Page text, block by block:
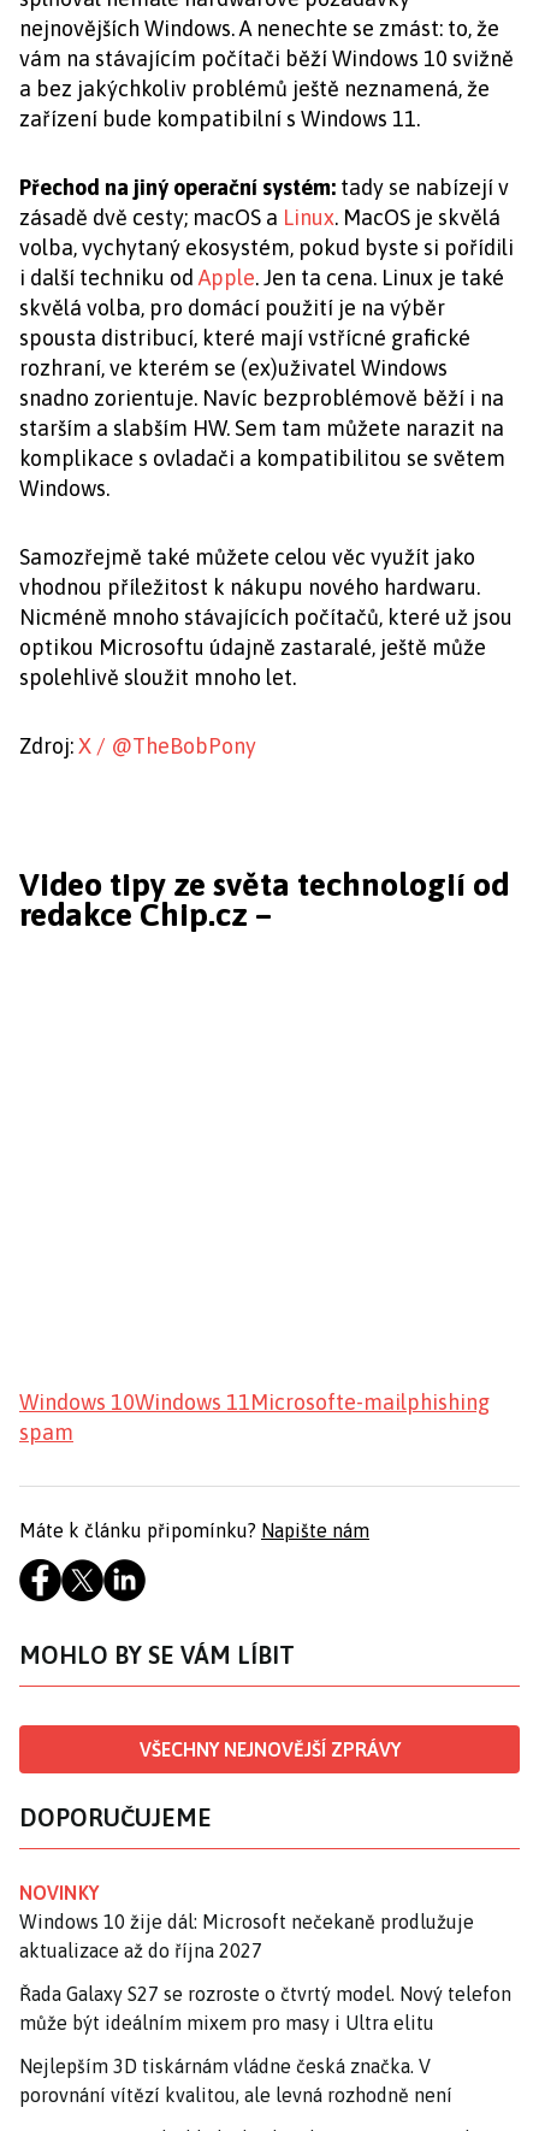
nejnovějších Windows. A nenechte se zmást: to, že
vám na stávajícím počítači běží Windows 10 svižně
a bez jakýchkoliv problémů ještě neznamená, že
zařízení bude kompatibilní s Windows 11.
Přechod na jiný operační systém: tady se nabízejí v
zásadě dvě cesty; macOS a Linux. MacOS je skvělá
volba, vychytaný ekosystém, pokud byste si pořídili
i další techniku od Apple. Jen ta cena. Linux je také
skvělá volba, pro domácí použití je na výběr
spousta distribucí, které mají vstřícné grafické
rozhraní, ve kterém se (ex)uživatel Windows
snadno zorientuje. Navíc bezproblémově běží i na
starším a slabším HW. Sem tam můžete narazit na
komplikace s ovladači a kompatibilitou se světem
Windows.
Samozřejmě také můžete celou věc využít jako
vhodnou příležitost k nákupu nového hardwaru.
Nicméně mnoho stávajících počítačů, které už jsou
optikou Microsoftu údajně zastaralé, ještě může
spolehlivě sloužit mnoho let.
Zdroj: X / @TheBobPony
Video tipy ze světa technologií od
redakce Chip.cz –
Windows 10Windows 11Microsofte-mailphishing
spam
Máte k článku připomínku? Napište nám
MOHLO BY SE VÁM LÍBIT
VŠECHNY NEJNOVĚJŠÍ ZPRÁVY
DOPORUČUJEME
NOVINKY
Windows 10 žije dál: Microsoft nečekaně prodlužuje
aktualizace až do října 2027
Řada Galaxy S27 se rozroste o čtvrtý model. Nový telefon
může být ideálním mixem pro masy i Ultra elitu
Nejlepším 3D tiskárnám vládne česká značka. V
porovnání vítězí kvalitou, ale levná rozhodně není